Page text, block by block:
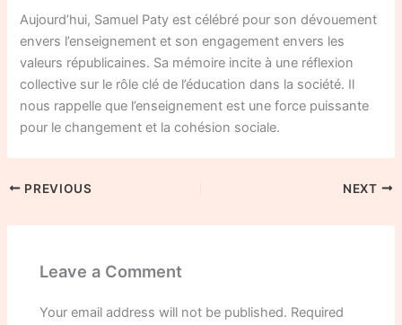
Aujourd’hui, Samuel Paty est célébré pour son dévouement
envers l’enseignement et son engagement envers les
valeurs républicaines. Sa mémoire incite à une réflexion
collective sur le rôle clé de l’éducation dans la société. Il
nous rappelle que l’enseignement est une force puissante
pour le changement et la cohésion sociale.
PREVIOUS NEXT
Leave a Comment
Your email address will not be published. Required